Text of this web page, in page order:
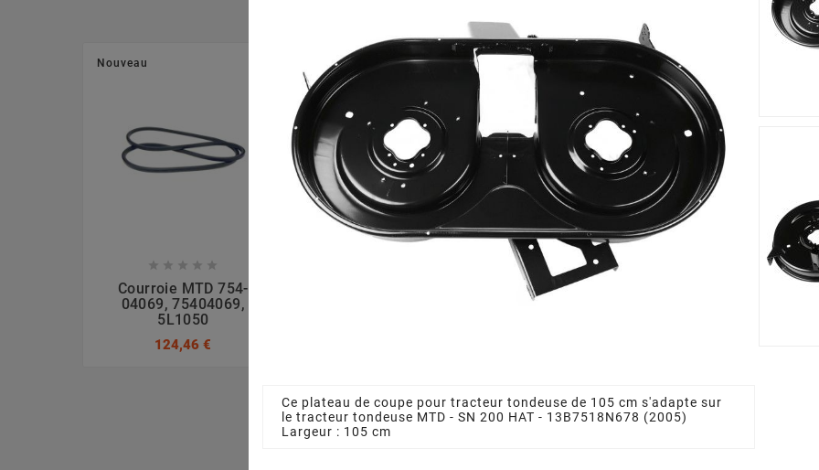
Nouveau
    
Courroie MTD 754-
04069, 75404069,
5L1050
124,46 €
Nouveau Nouveau
  
Lame Tracteur Tondeuse

Lame
Ce plateau de coupe pour tracteur tondeuse de 105 cm s'adapte sur
le tracteur tondeuse MTD - SN 200 HAT - 13B7518N678 (2005)
Largeur : 105 cm